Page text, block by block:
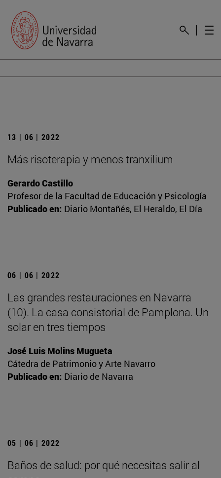
13 | 06 | 2022
Más risoterapia y menos tranxilium
Gerardo Castillo
Profesor de la Facultad de Educación y Psicología
Publicado en: Diario Montañés, El Heraldo, El Día
06 | 06 | 2022
Las grandes restauraciones en Navarra
(10). La casa consistorial de Pamplona. Un
solar en tres tiempos
José Luis Molins Mugueta
Cátedra de Patrimonio y Arte Navarro
Publicado en: Diario de Navarra
05 | 06 | 2022
Baños de salud: por qué necesitas salir al